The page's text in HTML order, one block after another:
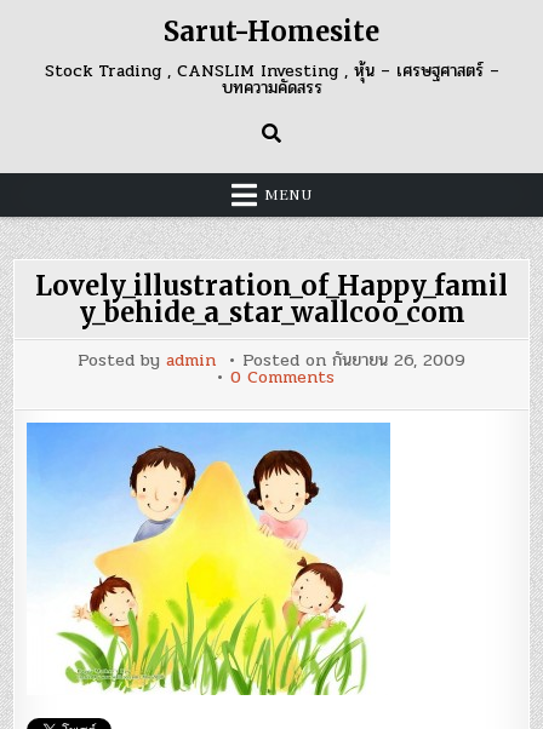
content
Sarut-Homesite
Stock Trading , CANSLIM Investing , หุ้น – เศรษฐศาสตร์ –
บทความคัดสรร
MENU
Lovely_illustration_of_Happy_famil
y_behide_a_star_wallcoo_com
Posted by admin Posted on กันยายน 26, 2009
0 Commentson